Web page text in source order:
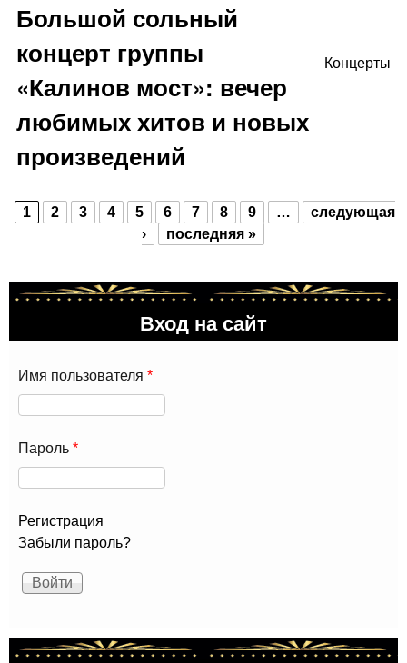
Большой сольный
концерт группы
«Калинов мост»: вечер
любимых хитов и новых
произведений
Концерты
Страницы
1 2 3 4 5 6 7 8 9 …
следующая
›
последняя »
Вход на сайт
Имя пользователя *
Пароль *
Регистрация
Забыли пароль?